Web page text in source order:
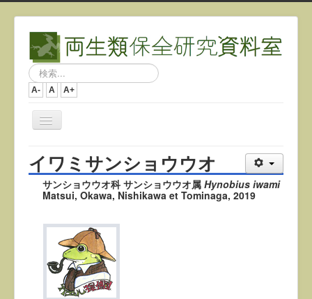
検
索...
A- A A+
ナ
ビ
ー
シ
ョ
ン
切
え
イワミサンショウウオ
サンショウウオ科 サンショウウオ属 Hynobius iwami
Matsui, Okawa, Nishikawa et Tominaga, 2019